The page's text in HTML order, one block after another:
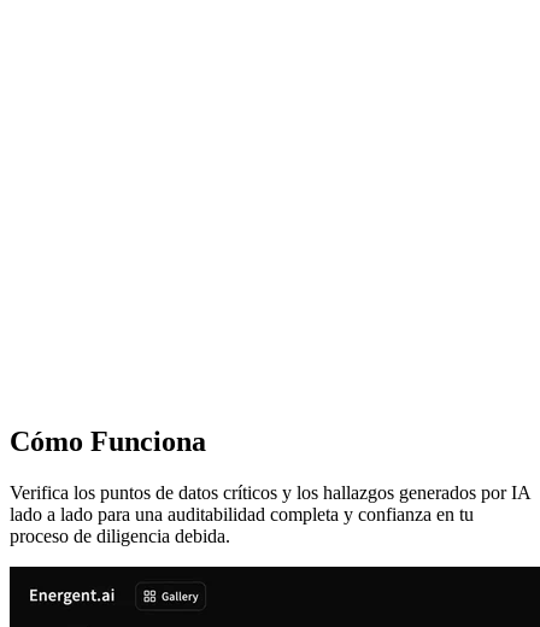
Cómo Funciona
Verifica los puntos de datos críticos y los hallazgos generados por IA
lado a lado para una auditabilidad completa y confianza en tu
proceso de diligencia debida.